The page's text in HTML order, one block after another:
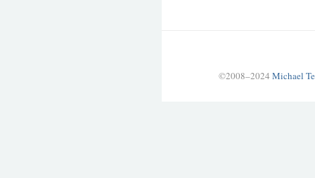
©2008–2024 Michael